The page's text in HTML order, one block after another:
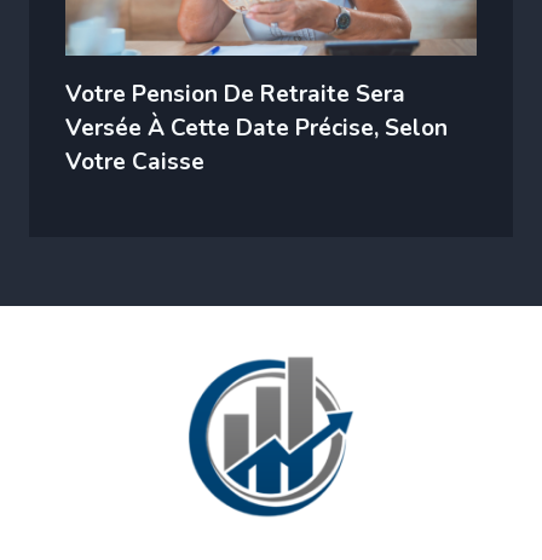
Votre Pension De Retraite Sera
Versée À Cette Date Précise, Selon
Votre Caisse